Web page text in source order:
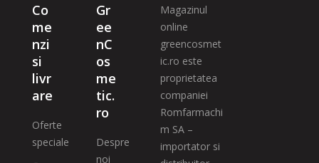
Co
me
nzi
si
livr
are
Oferte
speciale
Gr
ee
nC
os
me
tic.
ro
Despre
noi
Magazinul
online
greencosmet
ic.ro este
proprietatea
companiei
Romfarmachi
m SA –
importator si